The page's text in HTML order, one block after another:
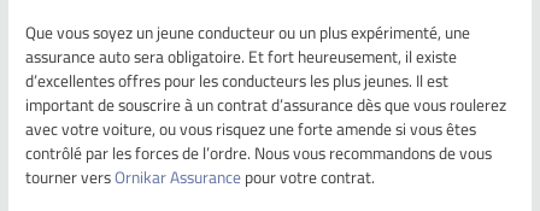
Que vous soyez un jeune conducteur ou un plus expérimenté, une
assurance auto sera obligatoire. Et fort heureusement, il existe
d’excellentes offres pour les conducteurs les plus jeunes. Il est
important de souscrire à un contrat d’assurance dès que vous roulerez
avec votre voiture, ou vous risquez une forte amende si vous êtes
contrôlé par les forces de l’ordre. Nous vous recommandons de vous
tourner versOrnikar Assurancepour votre contrat.